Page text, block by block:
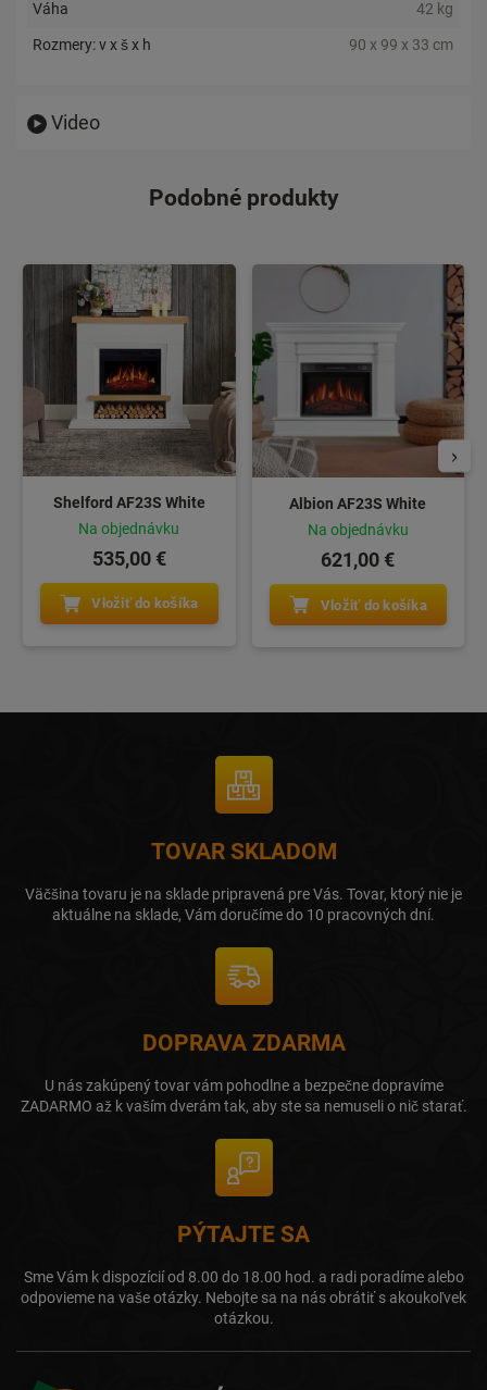
Váha 42 kg
Rozmery: v x š x h 90 x 99 x 33 cm
Video
Podobné produkty
Shelford AF23S White
Na objednávku
535,00 €
Vložiť do košíka
Albion AF23S White
Na objednávku
621,00 €
Vložiť do košíka
TOVAR SKLADOM
Väčšina tovaru je na sklade pripravená pre Vás. Tovar, ktorý nie je
aktuálne na sklade, Vám doručíme do 10 pracovných dní.
DOPRAVA ZDARMA
U nás zakúpený tovar vám pohodlne a bezpečne dopravíme
ZADARMO až k vaším dverám tak, aby ste sa nemuseli o nič starať.
PÝTAJTE SA
Sme Vám k dispozícií od 8.00 do 18.00 hod. a radi poradíme alebo
odpovieme na vaše otázky. Nebojte sa na nás obrátiť s akoukoľvek
otázkou.